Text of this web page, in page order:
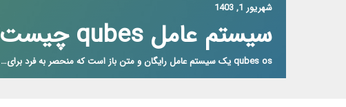
شهریور 1, 1403
سیستم عامل qubes چیست؟
qubes os یک سیستم عامل رایگان و متن باز است که منحصر به فرد برای…